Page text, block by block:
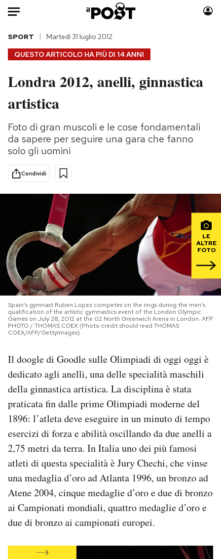
HOME
Italia
Politica
Tecnologia
Internet
Scienza
Cultura
Economia
Moda
Storie/Idee
Ok Boomer!
Mondiali calcio 2026
PODCAST
NEWSLETTER
I MIEI PREFERITI
SHOP
CALENDARIO
AREA PERSONALE
Area Personale
Newsletter
Notifiche mobile
Regala il Post
Hai bisogno di aiuto?
Esci
QUESTO ARTICOLO HA PIÙ DI 14 ANNI
SPORT Martedì 31 luglio 2012
Londra 2012, anelli, ginnastica
artistica
Foto di gran muscoli e le cose fondamentali
da sapere per seguire una gara che fanno
solo gli uomini
Condividi
LE
ALTRE
FOTO
Spain's gymnast Ruben Lopez competes on the rings during the men's
qualification of the artistic gymnastics event of the London Olympic
Games on July 28, 2012 at the 02 North Greenwich Arena in London. AFP
PHOTO / THOMAS COEX (Photo credit should read THOMAS
COEX/AFP/GettyImages)
Il doogle di Goodle sulle Olimpiadi di oggi oggi è
dedicato agli anelli, una delle specialità maschili
della ginnastica artistica. La disciplina è stata
praticata fin dalle prime Olimpiadi moderne del
1896: l’atleta deve eseguire in un minuto di tempo
esercizi di forza e abilità oscillando da due anelli a
2,75 metri da terra. In Italia uno dei più famosi
atleti di questa specialità è Jury Chechi, che vinse
una medaglia d’oro ad Atlanta 1996, un bronzo ad
Atene 2004, cinque medaglie d’oro e due di bronzo
ai Campionati mondiali, quattro medaglie d’oro e
due di bronzo ai campionati europei.